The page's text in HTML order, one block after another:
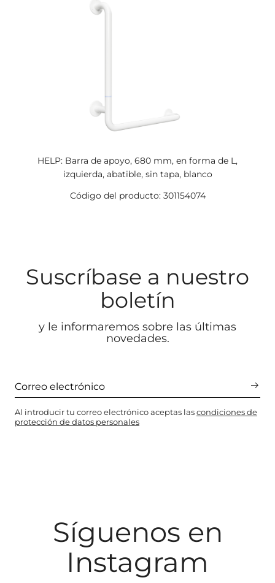
HELP: Barra de apoyo, 680 mm, en forma de L,
izquierda, abatible, sin tapa, blanco
Código del producto: 301154074
Suscríbase a nuestro
boletín
y le informaremos sobre las últimas
novedades.
Al introducir tu correo electrónico aceptas lascondiciones de
protección de datos personales
Síguenos en
Instagram